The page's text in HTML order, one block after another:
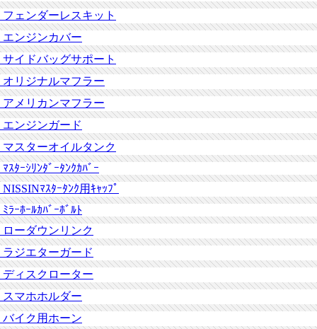
フェンダーレスキット
エンジンカバー
サイドバッグサポート
オリジナルマフラー
アメリカンマフラー
エンジンガード
マスターオイルタンク
ﾏｽﾀｰｼﾘﾝﾀﾞｰﾀﾝｸｶﾊﾞｰ
NISSINﾏｽﾀｰﾀﾝｸ用ｷｬｯﾌﾟ
ﾐﾗｰﾎｰﾙｶﾊﾞｰﾎﾞﾙﾄ
ローダウンリンク
ラジエターガード
ディスクローター
スマホホルダー
バイク用ホーン